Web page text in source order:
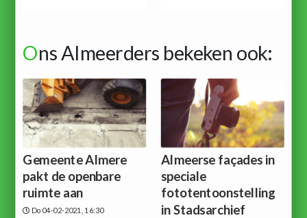
Ons Almeerders bekeken ook:
Gemeente Almere
pakt de openbare
ruimte aan
Do 04-02-2021, 16:30
Almeerse façades in
speciale
fototentoonstelling
in Stadsarchief